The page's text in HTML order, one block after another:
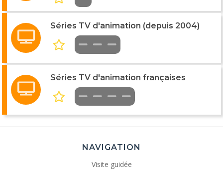
Séries TV d'animation (depuis 2004)
Séries TV d'animation françaises
NAVIGATION
Visite guidée